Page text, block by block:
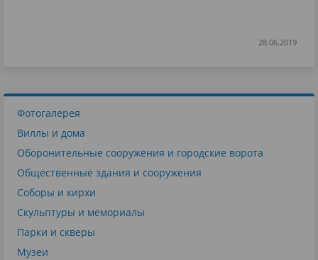
28.06.2019
Фотогалерея
Виллы и дома
Оборонительные сооружения и городские ворота
Общественные здания и сооружения
Соборы и кирхи
Скульптуры и мемориалы
Парки и скверы
Музеи